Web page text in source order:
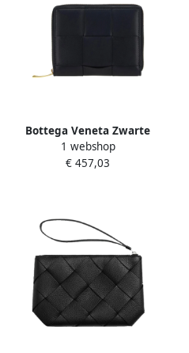
Bottega Veneta Zwarte
leren portemonnee voor
vrouwen Black Dames
1 webshop
€ 457,03